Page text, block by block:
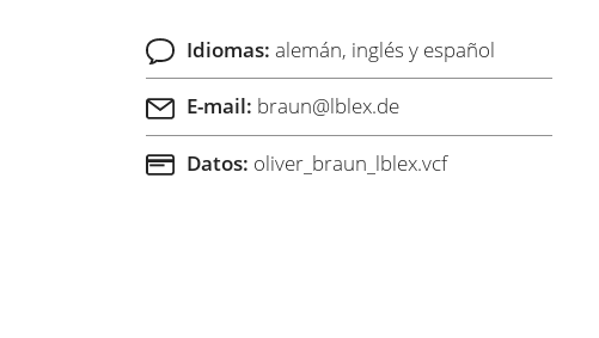
Idiomas: alemán, inglés y español
E-mail: braun@lblex.de
Datos: oliver_braun_lblex.vcf